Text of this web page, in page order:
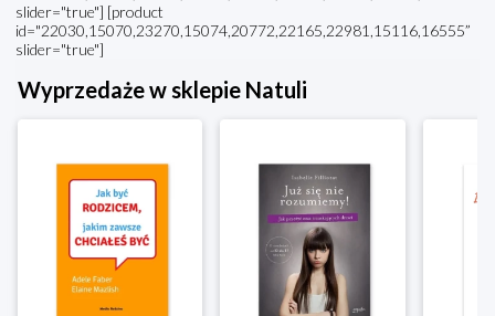
slider="true"] [product
id="22030,15070,23270,15074,20772,22165,22981,15116,16555”
slider="true"]
Wyprzedaże w sklepie Natuli